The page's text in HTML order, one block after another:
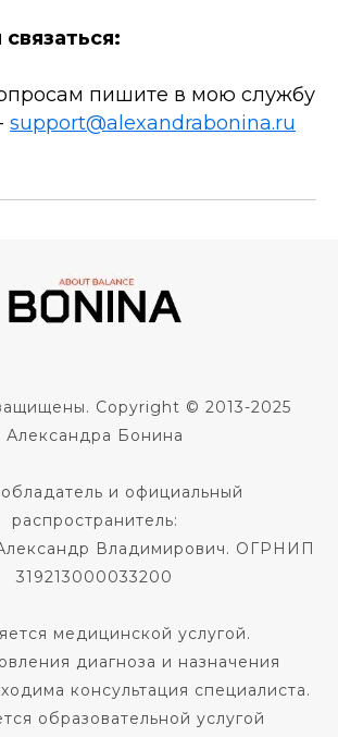
пишите в мою службу
support@alexandrabonina.ru
Copyright © 2013-2025
Александра Бонина
и официальный
распространитель:
Владимирович. ОГРНИП
319213000033200
медицинской услугой.
диагноза и назначения
консультация специалиста.
образовательной услугой